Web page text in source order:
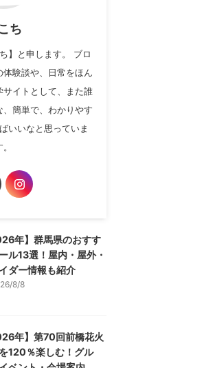
ち
】と申します。 ブロ
験談や、日常をほん
イトとして、また誰
簡単で、わかりやす
いいなと思っていま
年】群馬県のおすす
ル13選！屋内・屋外・
ダー情報も紹介
8/8
年】第70回前橋花火
120％楽しむ！グル